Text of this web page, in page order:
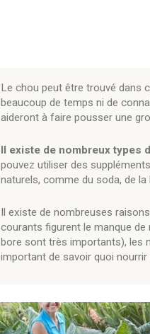
Le chou peut être trouvé dans
beaucoup de temps ni de
aideront à faire pousser une
Il existe de nombreux types
pouvez utiliser des
naturels, comme du soda, de
Il existe de nombreuses
courants figurent le manque
bore sont très importants), les
important de savoir quoi nourrir